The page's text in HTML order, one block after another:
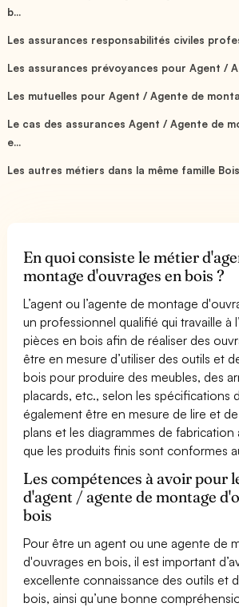
b...
Les assurances responsabilités civiles
Les assurances prévoyances pour Agent /
Les mutuelles pour Agent / Agente de
Le cas des assurances Agent / Agente de
e...
Les autres métiers dans la même famille
En quoi consiste le métier
montage d'ouvrages en bois ?
L’agent ou l’agente de montage
un professionnel qualifié qui travaille à
pièces en bois afin de réaliser des
être en mesure d’utiliser des outils et
bois pour produire des meubles, des
placards, etc., selon les spécifications
également être en mesure de lire et
plans et les diagrammes de fabrication
que les produits finis sont conformes
Les compétences à avoir pour
d'agent / agente de montage
bois
Pour être un agent ou une agente de
d'ouvrages en bois, il est important
excellente connaissance des outils et
bois, ainsi qu’une bonne